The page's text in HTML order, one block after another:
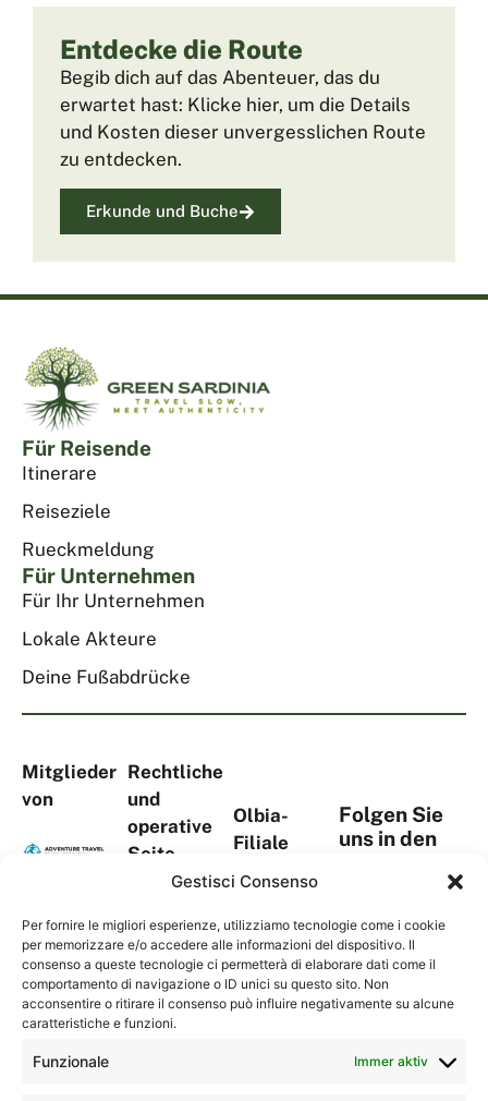
Gestisci Consenso
Per fornire le migliori esperienze, utilizziamo tecnologie come i cookie
per memorizzare e/o accedere alle informazioni del dispositivo. Il
consenso a queste tecnologie ci permetterà di elaborare dati come il
comportamento di navigazione o ID unici su questo sito. Non
acconsentire o ritirare il consenso può influire negativamente su alcune
caratteristiche e funzioni.
Funzionale Immer aktiv
Entdecke die Route
Begib dich auf das Abenteuer, das du
erwartet hast: Klicke hier, um die Details
und Kosten dieser unvergesslichen Route
zu entdecken.
Erkunde und Buche
Für Reisende
Itinerare
Reiseziele
Rueckmeldung
Für Unternehmen
Für Ihr Unternehmen
Lokale Akteure
Deine Fußabdrücke
Mitglieder
von
Rechtliche
und
operative
Seite
D’Aquino,
18A
1° Piano,
Torre Blu
Olbia-
Filiale
Complesso
“La
Serenissima
2”
Folgen Sie
uns in den
Kontakte